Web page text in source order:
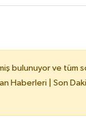
bulunuyor ve tüm
Haberleri | Son